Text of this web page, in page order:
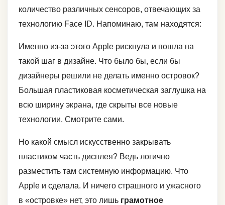
количество различных сенсоров, отвечающих за
технологию Face ID. Напоминаю, там находятся:
Именно из-за этого Apple рискнула и пошла на
такой шаг в дизайне. Что было бы, если бы
дизайнеры решили не делать именно островок?
Большая пластиковая косметическая заглушка на
всю ширину экрана, где скрыты все новые
технологии. Смотрите сами.
Но какой смысл искусственно закрывать
пластиком часть дисплея? Ведь логично
разместить там системную информацию. Что
Apple и сделала. И ничего страшного и ужасного
в «островке» нет, это лишь грамотное